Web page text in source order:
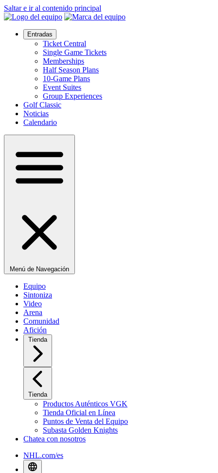
Saltar e ir al contenido principal
Entradas
Ticket Central
Single Game Tickets
Memberships
Half Season Plans
10-Game Plans
Event Suites
Group Experiences
Golf Classic
Noticias
Calendario
Menú de Navegación
Equipo
Sintoniza
Video
Arena
Comunidad
Afición
Tienda
Tienda
Productos Auténticos VGK
Tienda Oficial en Línea
Puntos de Venta del Equipo
Subasta Golden Knights
Chatea con nosotros
NHL.com/es